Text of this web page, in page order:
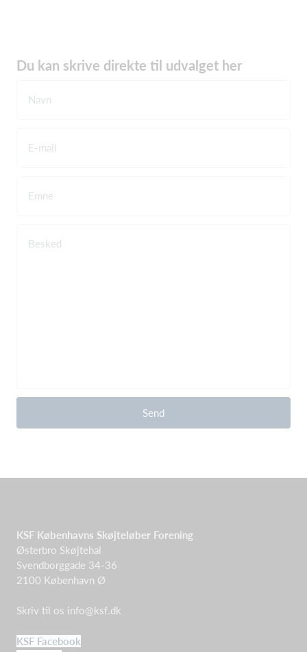
Du kan skrive direkte til udvalget her
Navn
E-mail
Emne
Besked
Send
KSF Københavns Skøjteløber Forening
Østerbro Skøjtehal
Svendborggade 34-36
2100 København Ø
Skriv til os info@ksf.dk
KSF Facebook